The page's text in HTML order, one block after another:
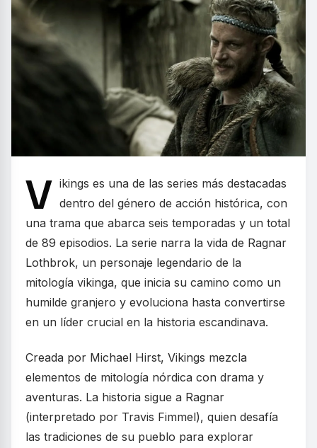
V ikings es una de las series más destacadas
dentro del género de acción histórica, con
una trama que abarca seis temporadas y un total
de 89 episodios. La serie narra la vida de Ragnar
Lothbrok, un personaje legendario de la
mitología vikinga, que inicia su camino como un
humilde granjero y evoluciona hasta convertirse
en un líder crucial en la historia escandinava.
Creada por Michael Hirst, Vikings mezcla
elementos de mitología nórdica con drama y
aventuras. La historia sigue a Ragnar
(interpretado por Travis Fimmel), quien desafía
las tradiciones de su pueblo para explorar